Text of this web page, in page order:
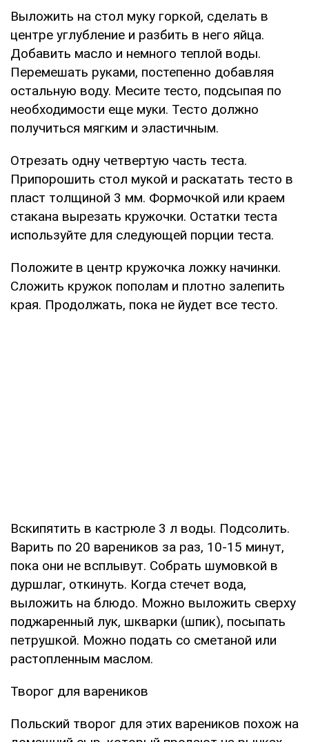
Выложить на стол муку горкой, сделать в
центре углубление и разбить в него яйца.
Добавить масло и немного теплой воды.
Перемешать руками, постепенно добавляя
остальную воду. Месите тесто, подсыпая по
необходимости еще муки. Тесто должно
получиться мягким и эластичным.
Отрезать одну четвертую часть теста.
Припорошить стол мукой и раскатать тесто в
пласт толщиной 3 мм. Формочкой или краем
стакана вырезать кружочки. Остатки теста
используйте для следующей порции теста.
Положите в центр кружочка ложку начинки.
Сложить кружок пополам и плотно залепить
края. Продолжать, пока не йудет все тесто.
Вскипятить в кастрюле 3 л воды. Подсолить.
Варить по 20 вареников за раз, 10-15 минут,
пока они не всплывут. Собрать шумовкой в
дуршлаг, откинуть. Когда стечет вода,
выложить на блюдо. Можно выложить сверху
поджаренный лук, шкварки (шпик), посыпать
петрушкой. Можно подать со сметаной или
растопленным маслом.
Творог для вареников
Польский творог для этих вареников похож на